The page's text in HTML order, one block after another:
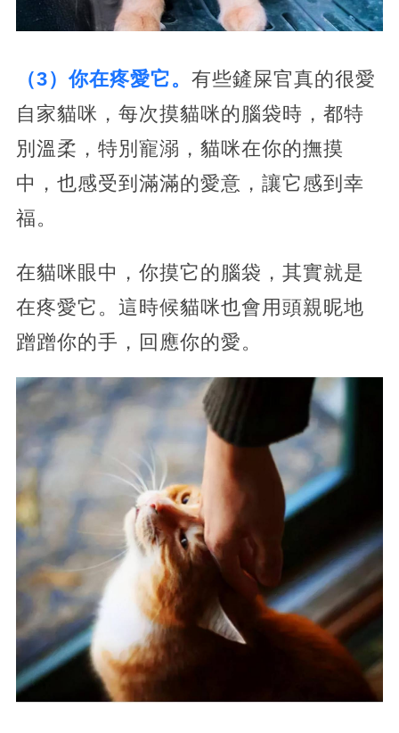
（3）你在疼愛它。 有些鏟屎官真的很愛
自家貓咪，每次摸貓咪的腦袋時，都特
別溫柔，特別寵溺，貓咪在你的撫摸
中，也感受到滿滿的愛意，讓它感到幸
福。
在貓咪眼中，你摸它的腦袋，其實就是
在疼愛它。這時候貓咪也會用頭親昵地
蹭蹭你的手，回應你的愛。